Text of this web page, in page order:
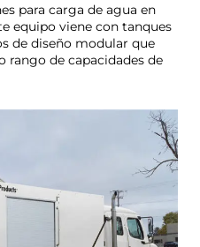
para carga de agua en
equipo viene con tanques
de diseño modular que
rango de capacidades de